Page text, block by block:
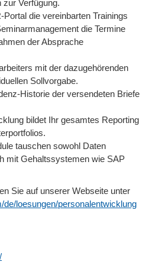
Verfügung.
die vereinbarten Trainings
die Termine
der Absprache
mit der dazugehörenden
Sollvorgabe.
Historie der versendeten Briefe
bildet Ihr gesamtes Reporting
tauschen sowohl Daten
mit Gehaltssystemen wie SAP
Sie auf unserer Webseite unter
loesungen/personalentwicklung